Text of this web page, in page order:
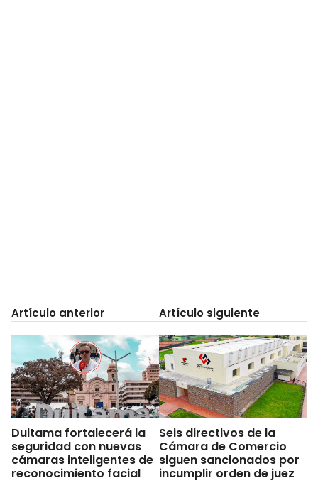
Artículo anterior
Duitama fortalecerá la
seguridad con nuevas
cámaras inteligentes de
reconocimiento facial
Artículo siguiente
Seis directivos de la
Cámara de Comercio
siguen sancionados por
incumplir orden de juez